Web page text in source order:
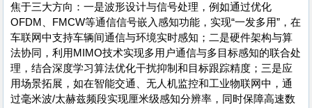
焦于三大方向：一是波形设计与信号处理，例如通过优化
OFDM、FMCW等通信信号嵌入感知功能，实现“一发多用”，在
车联网中支持车辆间通信与环境实时感知；二是硬件架构与算
法协同，利用MIMO技术实现多用户通信与多目标感知的联合处
理，结合深度学习算法优化干扰抑制和目标跟踪精度；三是应
用场景拓展，如在智能交通、无人机监控和工业物联网中，通
过毫米波/太赫兹频段实现厘米级感知分辨率，同时保障高速数